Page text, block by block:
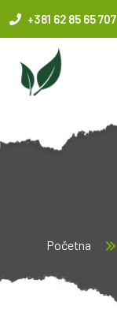
+381 62 85 65 707
Početna